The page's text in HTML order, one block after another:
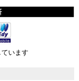
います